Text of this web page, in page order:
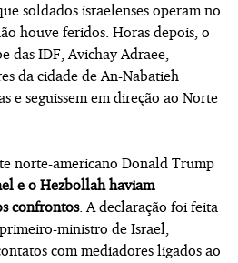
soldados israelenses operam no
houve feridos. Horas depois, o
das IDF, Avichay Adraee,
da cidade de An-Nabatieh
e seguissem em direção ao Norte
norte-americano Donald Trump
e o Hezbollah haviam
confrontos. A declaração foi feita
ministro de Israel,
com mediadores ligados ao